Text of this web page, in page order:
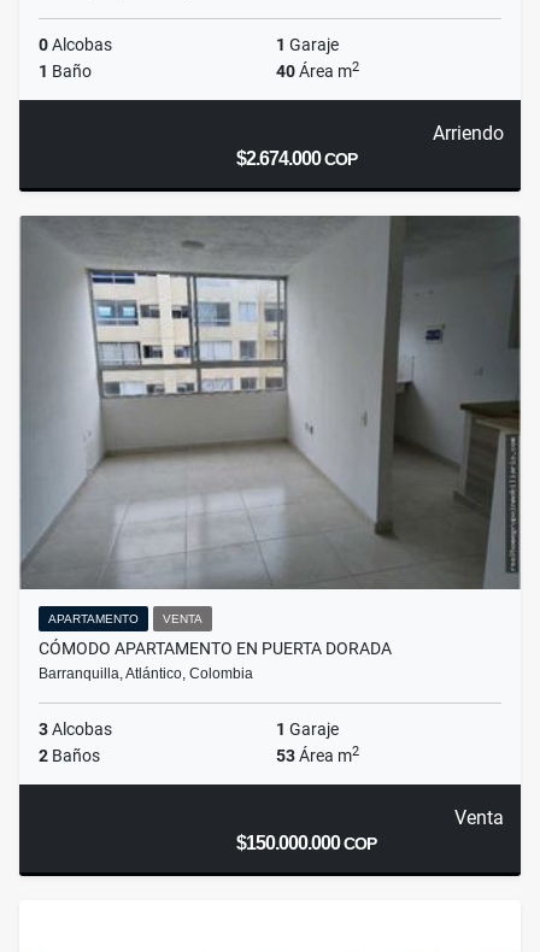
0Alcobas 1 Garaje
1 Baño 40Área m2
Arriendo
$2.674.000COP
APARTAMENTO VENTA
CÓMODO APARTAMENTO EN PUERTA DORADA
Barranquilla, Atlántico, Colombia
3Alcobas 1 Garaje
2 Baños 53Área m2
Venta
$150.000.000COP